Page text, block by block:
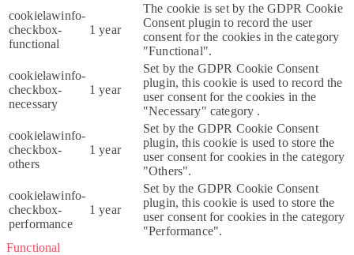
cookielawinfo-
checkbox-
functional
1 year
The cookie is set by the GDPR Cookie
Consent plugin to record the user
consent for the cookies in the category
"Functional".
cookielawinfo-
checkbox-
necessary
1 year
Set by the GDPR Cookie Consent
plugin, this cookie is used to record the
user consent for the cookies in the
"Necessary" category .
cookielawinfo-
checkbox-
others
1 year
Set by the GDPR Cookie Consent
plugin, this cookie is used to store the
user consent for cookies in the category
"Others".
cookielawinfo-
checkbox-
performance
1 year
Set by the GDPR Cookie Consent
plugin, this cookie is used to store the
user consent for cookies in the category
"Performance".
Functional